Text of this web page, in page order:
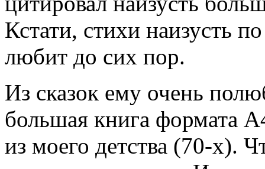
Кстати, стихи наизусть
любит до сих пор.
Из сказок ему очень
большая книга формата
из моего детства (70-х).